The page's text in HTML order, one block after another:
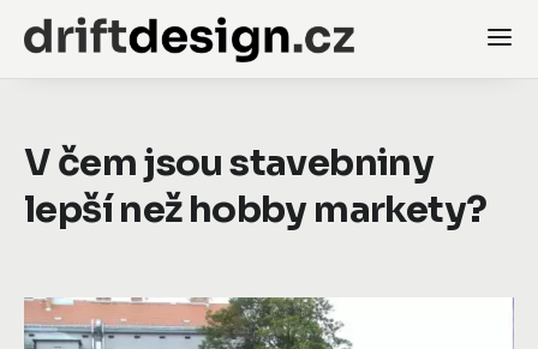
V čem jsou stavebniny
lepší než hobby markety?